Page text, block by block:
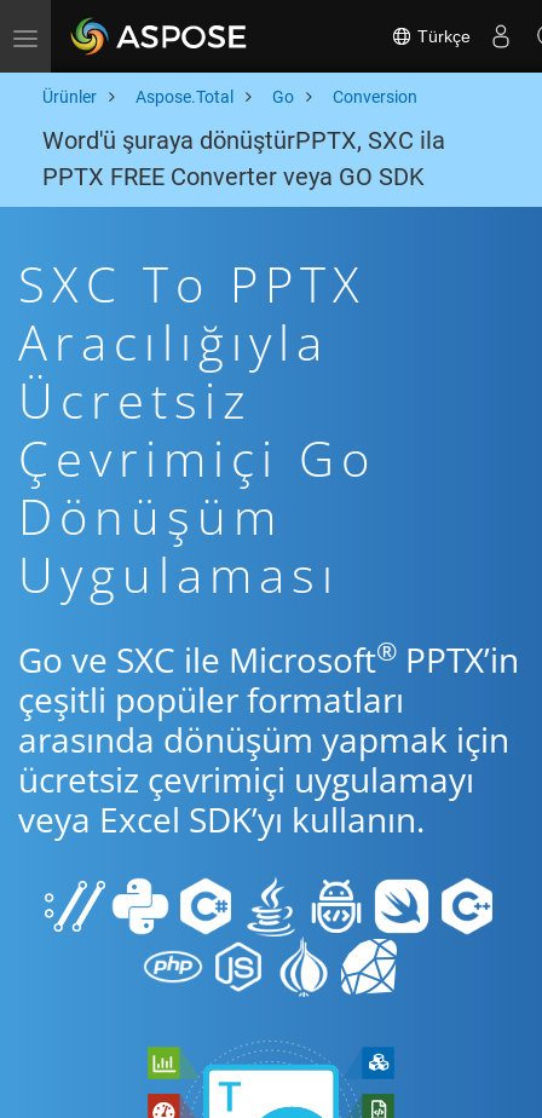
Toggle navigation Türkçe
Ürünler Aspose.Total Go Conversion
Word'ü şuraya dönüştürPPTX, SXC ila
PPTX FREE Converter veya GO SDK
SXC To PPTX
Aracılığıyla
Ücretsiz
Çevrimiçi Go
Dönüşüm
Uygulaması
Go ve SXC ile Microsoft® PPTX’in
çeşitli popüler formatları
arasında dönüşüm yapmak için
ücretsiz çevrimiçi uygulamayı
veya Excel SDK’yı kullanın.